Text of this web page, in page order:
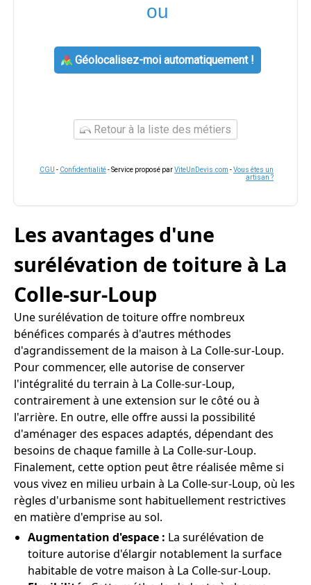
ou
Géolocalisez-moi automatiquement !
Retour à la liste des métiers
CGU - Confidentialité- Service proposé parViteUnDevis.com -Vous êtes un
artisan ?
Les avantages d'une
surélévation de toiture à La
Colle-sur-Loup
Une surélévation de toiture offre nombreux
bénéfices comparés à d'autres méthodes
d'agrandissement de la maison à La Colle-sur-Loup.
Pour commencer, elle autorise de conserver
l'intégralité du terrain à La Colle-sur-Loup,
contrairement à une extension sur le côté ou à
l'arrière. En outre, elle offre aussi la possibilité
d'aménager des espaces adaptés, dépendant des
besoins de chaque famille à La Colle-sur-Loup.
Finalement, cette option peut être réalisée même si
vous vivez en milieu urbain à La Colle-sur-Loup, où les
règles d'urbanisme sont habituellement restrictives
en matière d'emprise au sol.
Augmentation d'espace : La surélévation de
toiture autorise d'élargir notablement la surface
habitable de votre maison à La Colle-sur-Loup.